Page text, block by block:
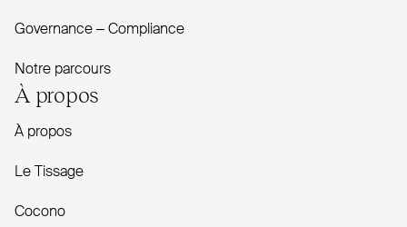
Governance – Com­pliance
Notre parcours
À propos
À propos
Le Tissage
Cocono